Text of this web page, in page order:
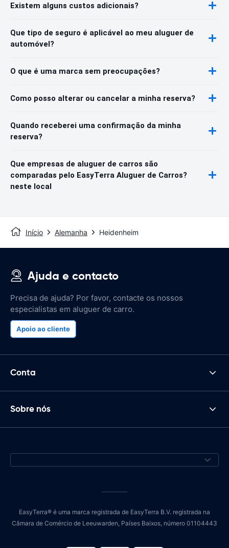
Existem alguns custos adicionais?
Que tipo de seguro é aplicável ao meu aluguer de
automóvel?
O que é uma marca sem preocupações?
Como posso alterar ou cancelar a minha reserva?
Quando receberei uma confirmação da minha
reserva?
Que empresas de aluguer de carros são
comparadas pelo EasyTerra Aluguer de Carros?
neste local
Início Alemanha Heidenheim
Ajuda e contacto
Precisa de ajuda? Por favor, contacte os nossos
especialistas em aluguer de carro.
Apoio ao cliente
Conta
Sobre nós
EasyTerra® é uma marca registrada de EasyTerra B.V. registrada na
Câmara de Comércio de Leeuwarden, Países Baixos, número 01104443